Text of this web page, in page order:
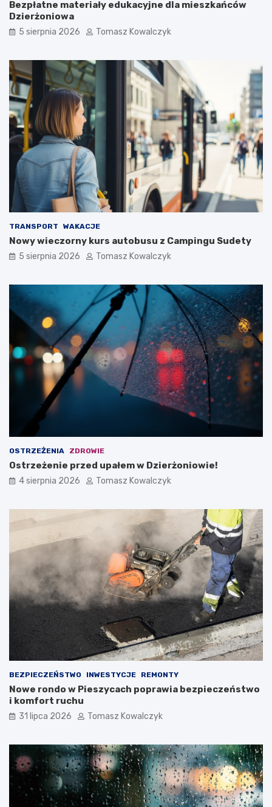
Bezpłatne materiały edukacyjne dla mieszkańców
Dzierżoniowa
5 sierpnia 2026 Tomasz Kowalczyk
TRANSPORT WAKACJE
Nowy wieczorny kurs autobusu z Campingu Sudety
5 sierpnia 2026 Tomasz Kowalczyk
OSTRZEŻENIA ZDROWIE
Ostrzeżenie przed upałem w Dzierżoniowie!
4 sierpnia 2026 Tomasz Kowalczyk
BEZPIECZEŃSTWO INWESTYCJE REMONTY
Nowe rondo w Pieszycach poprawia bezpieczeństwo
i komfort ruchu
31 lipca 2026 Tomasz Kowalczyk